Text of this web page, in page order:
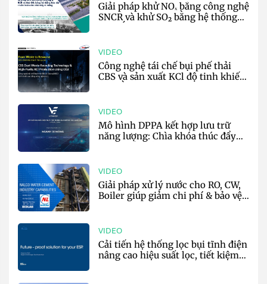
Giải pháp khử NOₓ bằng công nghệ
SNCR và khử SO₂ bằng hệ thống
VIDEO
Công nghệ tái chế bụi phế thải
CBS và sản xuất KCl độ tinh khiết
VIDEO
Mô hình DPPA kết hợp lưu trữ
năng lượng: Chìa khóa thúc đẩy
VIDEO
Giải pháp xử lý nước cho RO, CW,
Boiler giúp giảm chi phí & bảo vệ
VIDEO
Cải tiến hệ thống lọc bụi tĩnh điện
nâng cao hiệu suất lọc, tiết kiệm